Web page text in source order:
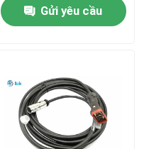
Gửi yêu cầu